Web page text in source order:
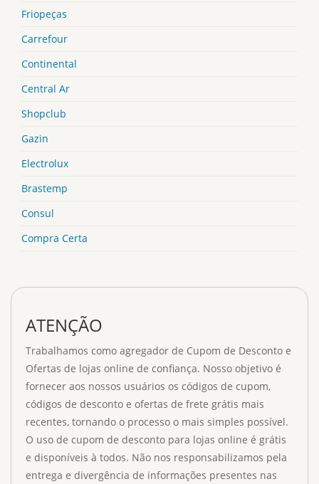
Friopeças
Carrefour
Continental
Central Ar
Shopclub
Gazin
Electrolux
Brastemp
Consul
Compra Certa
ATENÇÃO
Trabalhamos como agregador de Cupom de Desconto e
Ofertas de lojas online de confiança. Nosso objetivo é
fornecer aos nossos usuários os códigos de cupom,
códigos de desconto e ofertas de frete grátis mais
recentes, tornando o processo o mais simples possível.
O uso de cupom de desconto para lojas online é grátis
e disponíveis à todos. Não nos responsabilizamos pela
entrega e divergência de informações presentes nas